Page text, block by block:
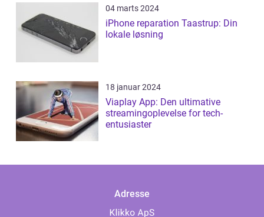
04 marts 2024
iPhone reparation Taastrup: Din
lokale løsning
18 januar 2024
Viaplay App: Den ultimative
streamingoplevelse for tech-
entusiaster
Adresse